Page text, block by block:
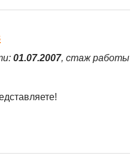
01.07.2007, стаж работы